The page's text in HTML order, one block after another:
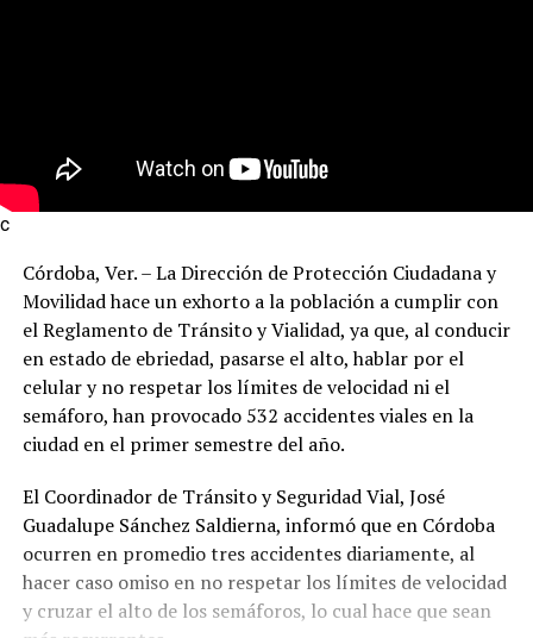
c
Córdoba, Ver. – La Dirección de Protección Ciudadana y
Movilidad hace un exhorto a la población a cumplir con
el Reglamento de Tránsito y Vialidad, ya que, al conducir
en estado de ebriedad, pasarse el alto, hablar por el
celular y no respetar los límites de velocidad ni el
semáforo, han provocado 532 accidentes viales en la
ciudad en el primer semestre del año.
El Coordinador de Tránsito y Seguridad Vial, José
Guadalupe Sánchez Saldierna, informó que en Córdoba
ocurren en promedio tres accidentes diariamente, al
hacer caso omiso en no respetar los límites de velocidad
y cruzar el alto de los semáforos, lo cual hace que sean